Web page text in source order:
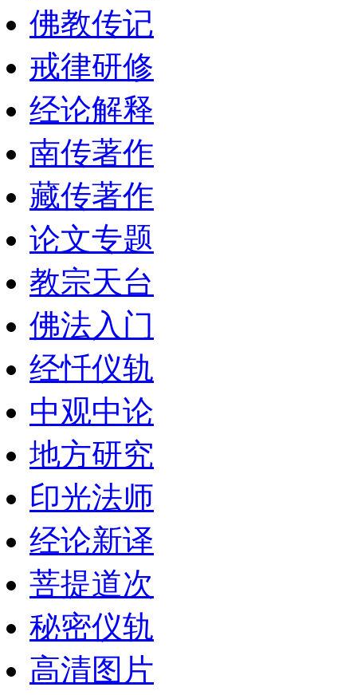
佛教传记
戒律研修
经论解释
南传著作
藏传著作
论文专题
教宗天台
佛法入门
经忏仪轨
中观中论
地方研究
印光法师
经论新译
菩提道次
秘密仪轨
高清图片